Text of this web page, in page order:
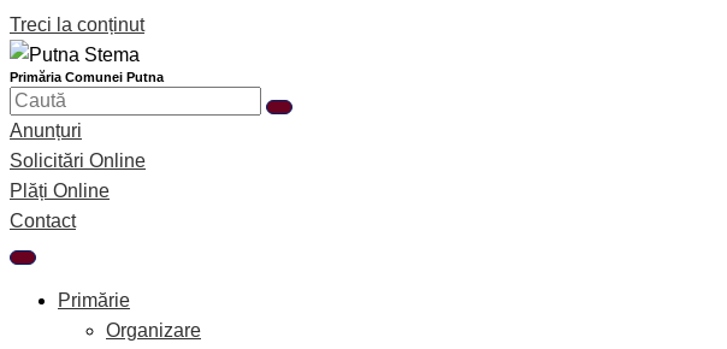
Treci la conținut
Primăria Comunei Putna
Anunțuri
Solicitări Online
Plăți Online
Contact
Primărie
Organizare